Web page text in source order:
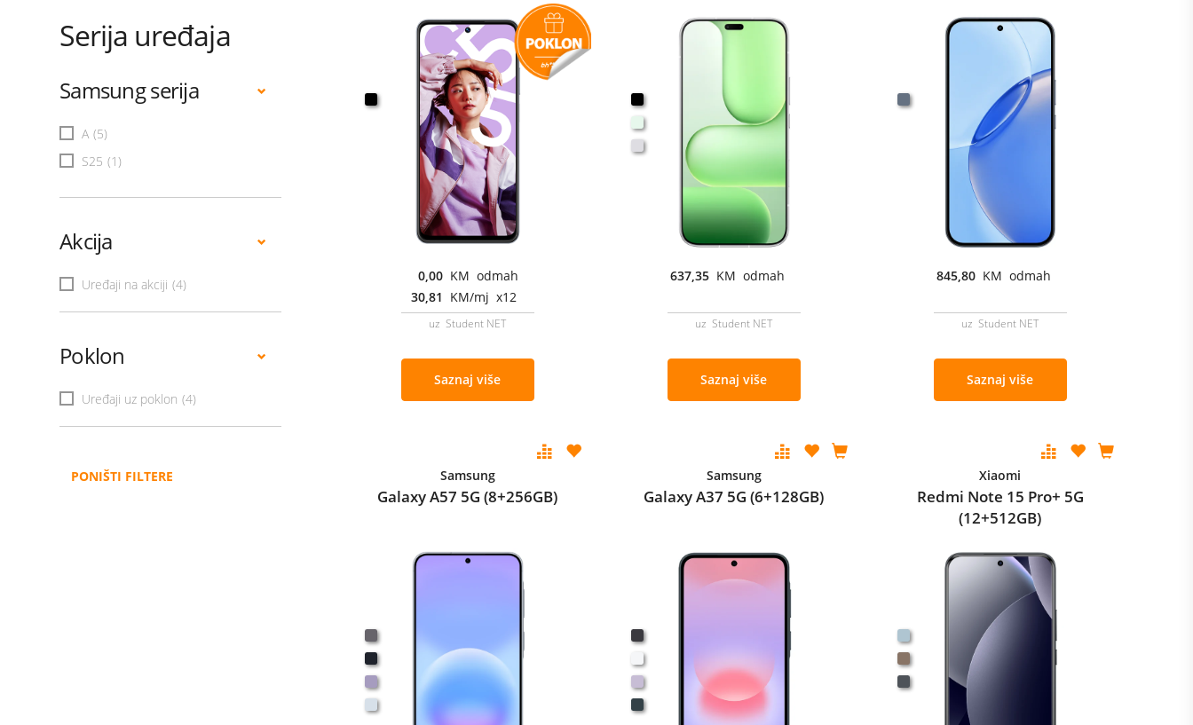
Serija uređaja
Samsung serija
A (5)
S25 (1)
Akcija
Uređaji na akciji (4)
Poklon
Uređaji uz poklon (4)
PONIŠTI FILTERE
0,00 KM odmah
30,81 KM/mj x12
uz Student NET
Saznaj više
637,35 KM odmah
uz Student NET
Saznaj više
845,80 KM odmah
uz Student NET
Saznaj više
Samsung
Galaxy A57 5G (8+256GB)
Samsung
Galaxy A37 5G (6+128GB)
Xiaomi
Redmi Note 15 Pro+ 5G
(12+512GB)